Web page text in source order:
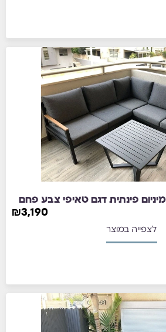
פינתית דגם טאיפי צבע פחם
₪3,190
לצפייה במוצר